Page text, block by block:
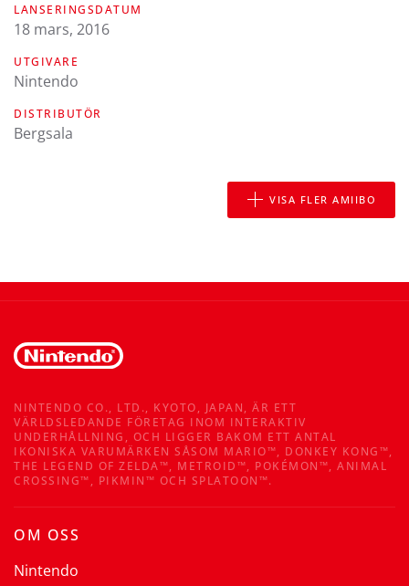
LANSERINGSDATUM
18 mars, 2016
UTGIVARE
Nintendo
DISTRIBUTÖR
Bergsala
VISA FLER AMIIBO
NINTENDO CO., LTD., KYOTO, JAPAN, ÄR ETT
VÄRLDSLEDANDE FÖRETAG INOM INTERAKTIV
UNDERHÅLLNING, OCH LIGGER BAKOM ETT ANTAL
IKONISKA VARUMÄRKEN SÅSOM MARIO™, DONKEY KONG™,
THE LEGEND OF ZELDA™, METROID™, POKÉMON™, ANIMAL
CROSSING™, PIKMIN™ OCH SPLATOON™.
OM OSS
Nintendo